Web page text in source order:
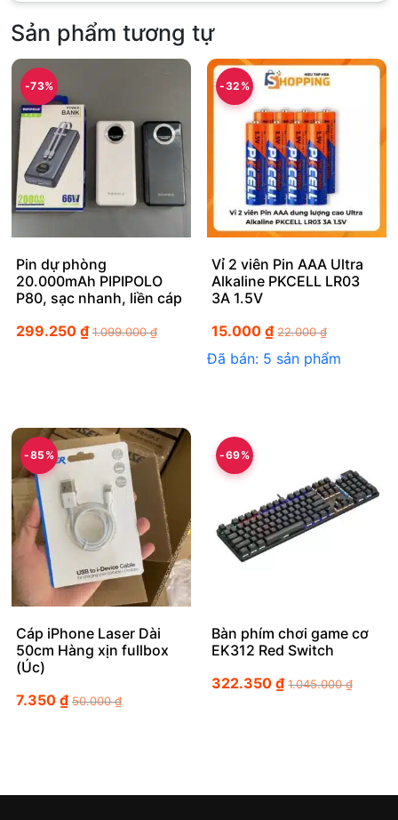
Sản phẩm tương tự
-73%
Pin dự phòng
20.000mAh PIPIPOLO
P80, sạc nhanh, liền cáp
299.250 ₫ 1.099.000₫
-32%
Vỉ 2 viên Pin AAA Ultra
Alkaline PKCELL LR03
3A 1.5V
15.000₫ 22.000₫
Đã bán: 5 sản phẩm
-85%
Cáp iPhone Laser Dài
50cm Hàng xịn fullbox
(Úc)
7.350 ₫ 50.000₫
-69%
Bàn phím chơi game cơ
EK312 Red Switch
322.350₫ 1.045.000₫